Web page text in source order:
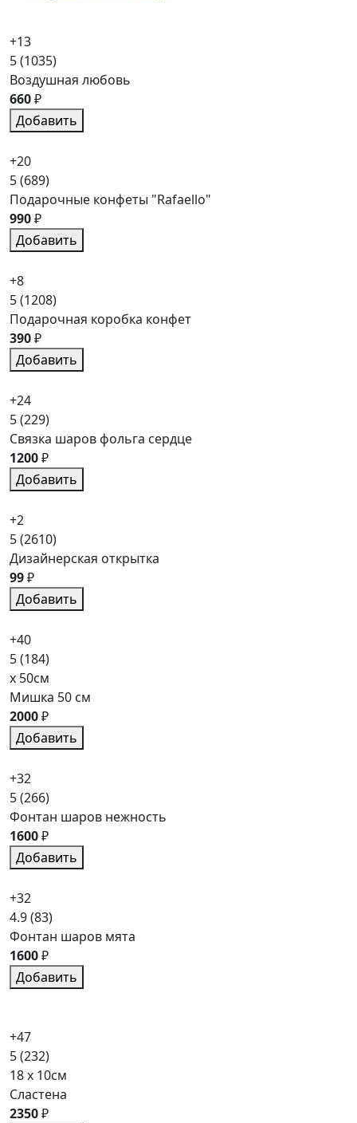
+13
5(1035)
Воздушная любовь
660₽
Добавить
+20
5(689)
Подарочные конфеты "Rafaello"
990₽
Добавить
+8
5(1208)
Подарочная коробка конфет
390₽
Добавить
+24
5(229)
Связка шаров фольга сердце
1200₽
Добавить
+2
5(2610)
Дизайнерская открытка
99₽
Добавить
+40
5(184)
x 50см
Мишка 50 см
2000₽
Добавить
+32
5(266)
Фонтан шаров нежность
1600₽
Добавить
+32
4.9(83)
Фонтан шаров мята
1600₽
Добавить
+47
5(232)
18 x 10см
Сластена
2350₽